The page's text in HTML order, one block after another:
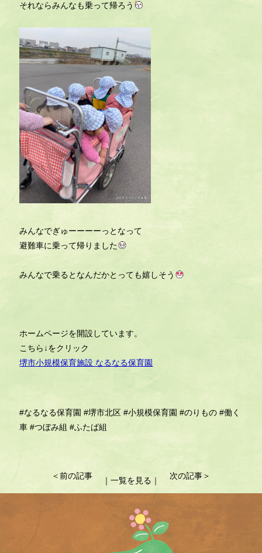
それならみんなも乗って帰ろう
みんなでぎゅーーーーっとなって
避難車に乗って帰りました
みんなで乗るとなんだかとっても嬉しそう
ホームページを開設しています。
こちら↓をクリック
堺市小規模保育施設 なるなる保育園
#なるなる保育園 #堺市北区 #小規模保育園 #のりもの #働く
車 #つぼみ組 #ふたば組
稿
＜前の記事 次の記事＞
｜一覧を見る｜